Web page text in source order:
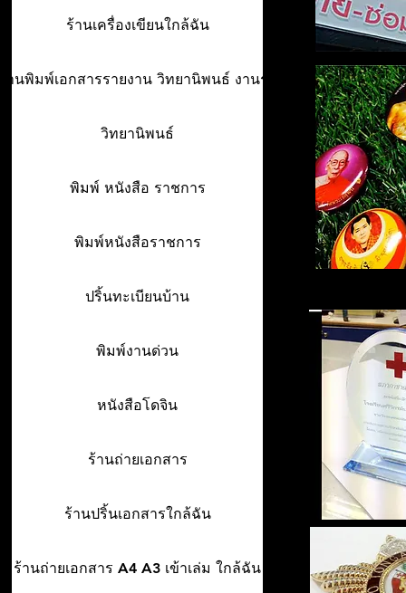
ร้านเครื่องเขียนใกล้ฉัน
านพิมพ์เอกสารรายงาน วิทยานิพนธ์ งานรา
วิทยานิพนธ์
พิมพ์ หนังสือ ราชการ
พิมพ์หนังสือราชการ
ปริ้นทะเบียนบ้าน
พิมพ์งานด่วน
หนังสือโดจิน
ร้านถ่ายเอกสาร
ร้านปริ้นเอกสารใกล้ฉัน
ร้านถ่ายเอกสาร A4 A3 เข้าเล่ม ใกล้ฉัน